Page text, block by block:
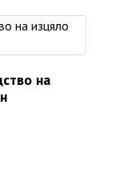
на